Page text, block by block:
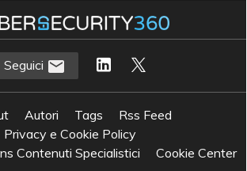
Seguici
Autori Tags
Rss Feed
Privacy e Cookie Policy
Contenuti Specialistici
Cookie Center